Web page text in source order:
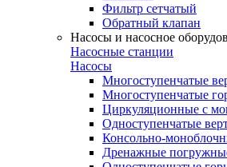
Фильтр сетчатый
Обратный клапан
Насосы и насосное
Насосные станции
Насосы
Многоступенчатые
Многоступенчатые
Циркуляционные с
Одноступенчатые
Консольно-
Дренажные